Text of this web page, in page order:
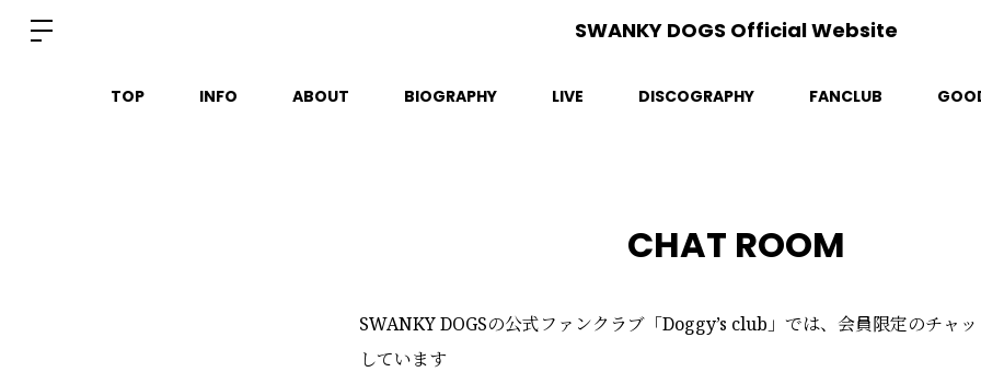
SWANKY DOGS Official Website
TOP INFO ABOUT BIOGRAPHY LIVE DISCOGRAPHY FANCLUB
CHAT ROOM
SWANKY DOGSの公式ファンクラブ「Doggy’s club 」では、会員限定のチャ
しています